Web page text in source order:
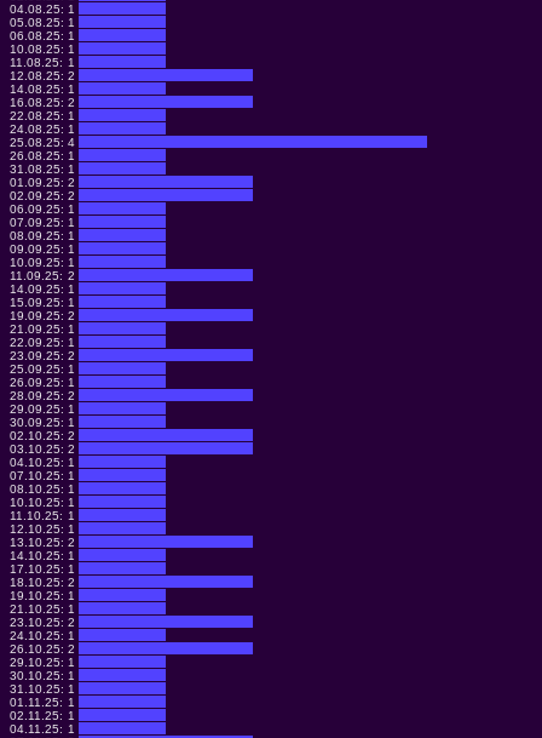
04.08.25: 1
05.08.25: 1
06.08.25: 1
10.08.25: 1
11.08.25: 1
12.08.25: 2
14.08.25: 1
16.08.25: 2
22.08.25: 1
24.08.25: 1
25.08.25: 4
26.08.25: 1
31.08.25: 1
01.09.25: 2
02.09.25: 2
06.09.25: 1
07.09.25: 1
08.09.25: 1
09.09.25: 1
10.09.25: 1
11.09.25: 2
14.09.25: 1
15.09.25: 1
19.09.25: 2
21.09.25: 1
22.09.25: 1
23.09.25: 2
25.09.25: 1
26.09.25: 1
28.09.25: 2
29.09.25: 1
30.09.25: 1
02.10.25: 2
03.10.25: 2
04.10.25: 1
07.10.25: 1
08.10.25: 1
10.10.25: 1
11.10.25: 1
12.10.25: 1
13.10.25: 2
14.10.25: 1
17.10.25: 1
18.10.25: 2
19.10.25: 1
21.10.25: 1
23.10.25: 2
24.10.25: 1
26.10.25: 2
29.10.25: 1
30.10.25: 1
31.10.25: 1
01.11.25: 1
02.11.25: 1
04.11.25: 1